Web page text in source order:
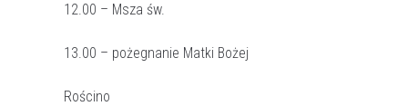
12.00 – Msza św.
13.00 – pożegnanie Matki Bożej
Rościno